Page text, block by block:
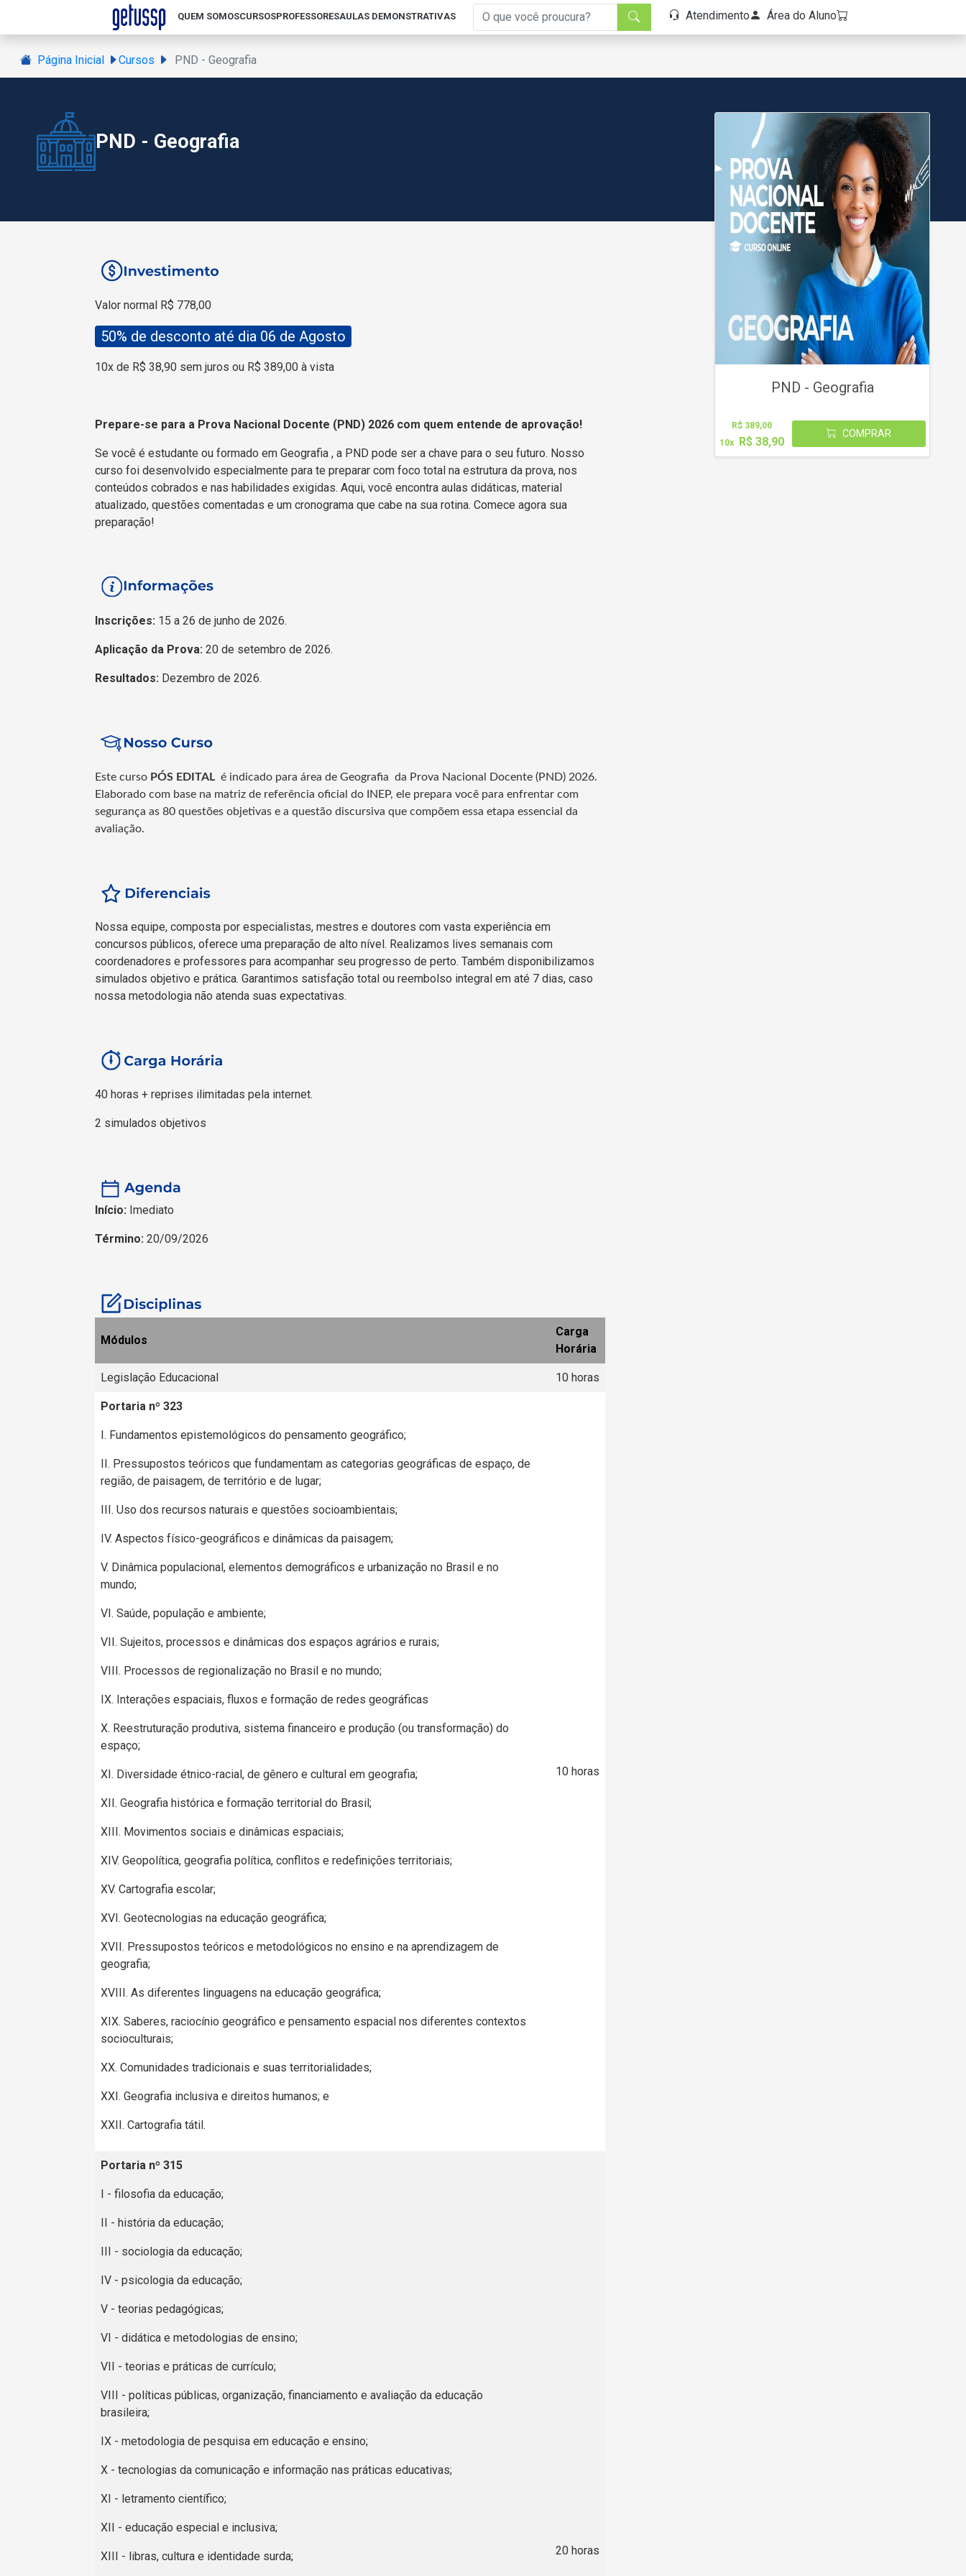
QUEM SOMOSCURSOSPROFESSORESAULAS DEMONSTRATIVAS Atendimento Área do Aluno
Página Inicial Cursos PND - Geografia
PND - Geografia
PND - Geografia
R$ 389,00
10x R$ 38,90
COMPRAR
Valor normal R$ 778,00
50% de desconto até dia 06 de Agosto
10x de R$ 38,90 sem juros ou R$ 389,00 à vista
Prepare-se para a Prova Nacional Docente (PND) 2026 com quem entende de aprovação!
Se você é estudante ou formado em Geografia , a PND pode ser a chave para o seu futuro. Nosso
curso foi desenvolvido especialmente para te preparar com foco total na estrutura da prova, nos
conteúdos cobrados e nas habilidades exigidas. Aqui, você encontra aulas didáticas, material
atualizado, questões comentadas e um cronograma que cabe na sua rotina. Comece agora sua
preparação!
Inscrições: 15 a 26 de junho de 2026.
Aplicação da Prova: 20 de setembro de 2026.
Resultados: Dezembro de 2026.
Este curso PÓS EDITAL é indicado para área de Geografia da Prova Nacional Docente (PND) 2026.
Elaborado com base na matriz de referência oficial do INEP, ele prepara você para enfrentar com
segurança as 80 questões objetivas e a questão discursiva que compõem essa etapa essencial da
avaliação.
Nossa equipe, composta por especialistas, mestres e doutores com vasta experiência em
concursos públicos, oferece uma preparação de alto nível. Realizamos lives semanais com
coordenadores e professores para acompanhar seu progresso de perto. Também disponibilizamos
simulados objetivo e prática. Garantimos satisfação total ou reembolso integral em até 7 dias, caso
nossa metodologia não atenda suas expectativas.
40 horas + reprises ilimitadas pela internet.
2 simulados objetivos
Início: Imediato
Término: 20/09/2026
Módulos
Carga
Horária
Legislação Educacional 10 horas
Portaria nº 323
I. Fundamentos epistemológicos do pensamento geográfico;
II. Pressupostos teóricos que fundamentam as categorias geográficas de espaço, de
região, de paisagem, de território e de lugar;
III. Uso dos recursos naturais e questões socioambientais;
IV. Aspectos físico-geográficos e dinâmicas da paisagem;
V. Dinâmica populacional, elementos demográficos e urbanização no Brasil e no
mundo;
VI. Saúde, população e ambiente;
VII. Sujeitos, processos e dinâmicas dos espaços agrários e rurais;
VIII. Processos de regionalização no Brasil e no mundo;
IX. Interações espaciais, fluxos e formação de redes geográficas
X. Reestruturação produtiva, sistema financeiro e produção (ou transformação) do
espaço;
XI. Diversidade étnico-racial, de gênero e cultural em geografia;
XII. Geografia histórica e formação territorial do Brasil;
XIII. Movimentos sociais e dinâmicas espaciais;
XIV. Geopolítica, geografia política, conflitos e redefinições territoriais;
XV. Cartografia escolar;
XVI. Geotecnologias na educação geográfica;
XVII. Pressupostos teóricos e metodológicos no ensino e na aprendizagem de
geografia;
XVIII. As diferentes linguagens na educação geográfica;
XIX. Saberes, raciocínio geográfico e pensamento espacial nos diferentes contextos
socioculturais;
XX. Comunidades tradicionais e suas territorialidades;
XXI. Geografia inclusiva e direitos humanos; e
XXII. Cartografia tátil.
10 horas
Portaria nº 315
I - filosofia da educação;
II - história da educação;
III - sociologia da educação;
IV - psicologia da educação;
V - teorias pedagógicas;
VI - didática e metodologias de ensino;
VII - teorias e práticas de currículo;
VIII - políticas públicas, organização, financiamento e avaliação da educação
brasileira;
IX - metodologia de pesquisa em educação e ensino;
X - tecnologias da comunicação e informação nas práticas educativas;
XI - letramento científico;
XII - educação especial e inclusiva;
XIII - libras, cultura e identidade surda; 20 horas